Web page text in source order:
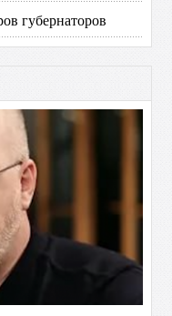
губернаторов